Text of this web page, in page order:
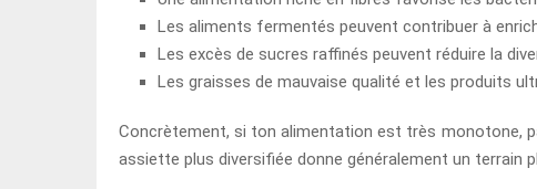
Les aliments fermentés peuvent contribuer à
Les excès de sucres raffinés peuvent réduire la
Les graisses de mauvaise qualité et les produits
Concrètement, si ton alimentation est très monotone,
assiette plus diversifiée donne généralement un terrain